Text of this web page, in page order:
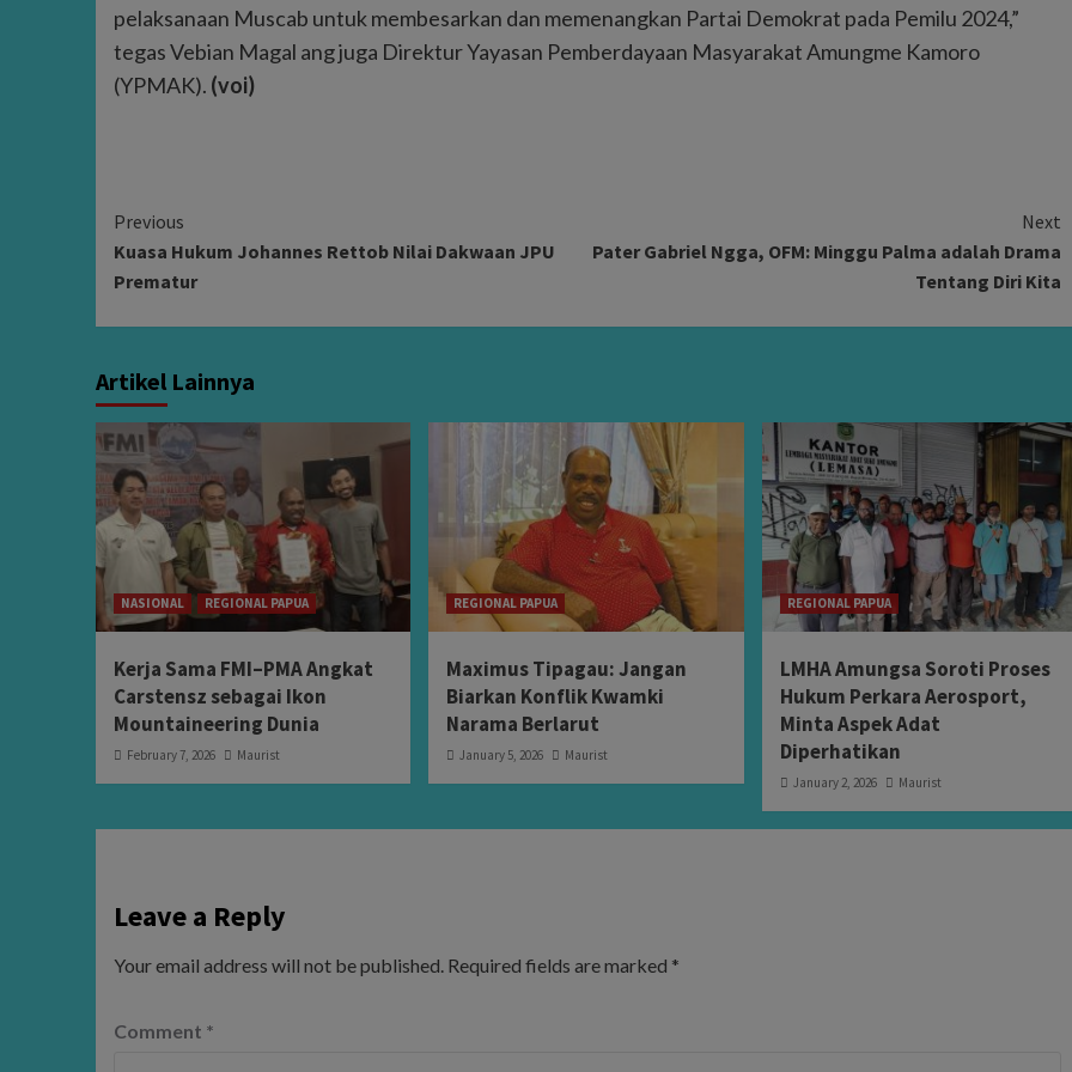
pelaksanaan Muscab untuk membesarkan dan memenangkan Partai Demokrat pada Pemilu 2024,”
tegas Vebian Magal ang juga Direktur Yayasan Pemberdayaan Masyarakat Amungme Kamoro
(YPMAK). (voi)
Continue
Reading
Previous
Kuasa Hukum Johannes Rettob Nilai Dakwaan JPU
Prematur
Next
Pater Gabriel Ngga, OFM: Minggu Palma adalah Drama
Tentang Diri Kita
Artikel Lainnya
NASIONAL REGIONAL PAPUA
Kerja Sama FMI–PMA Angkat
Carstensz sebagai Ikon
Mountaineering Dunia
February 7, 2026 Maurist
REGIONAL PAPUA
Maximus Tipagau: Jangan
Biarkan Konflik Kwamki
Narama Berlarut
January 5, 2026 Maurist
REGIONAL PAPUA
LMHA Amungsa Soroti Proses
Hukum Perkara Aerosport,
Minta Aspek Adat
Diperhatikan
January 2, 2026 Maurist
Leave a Reply
Your email address will not be published. Required fields are marked *
Comment *